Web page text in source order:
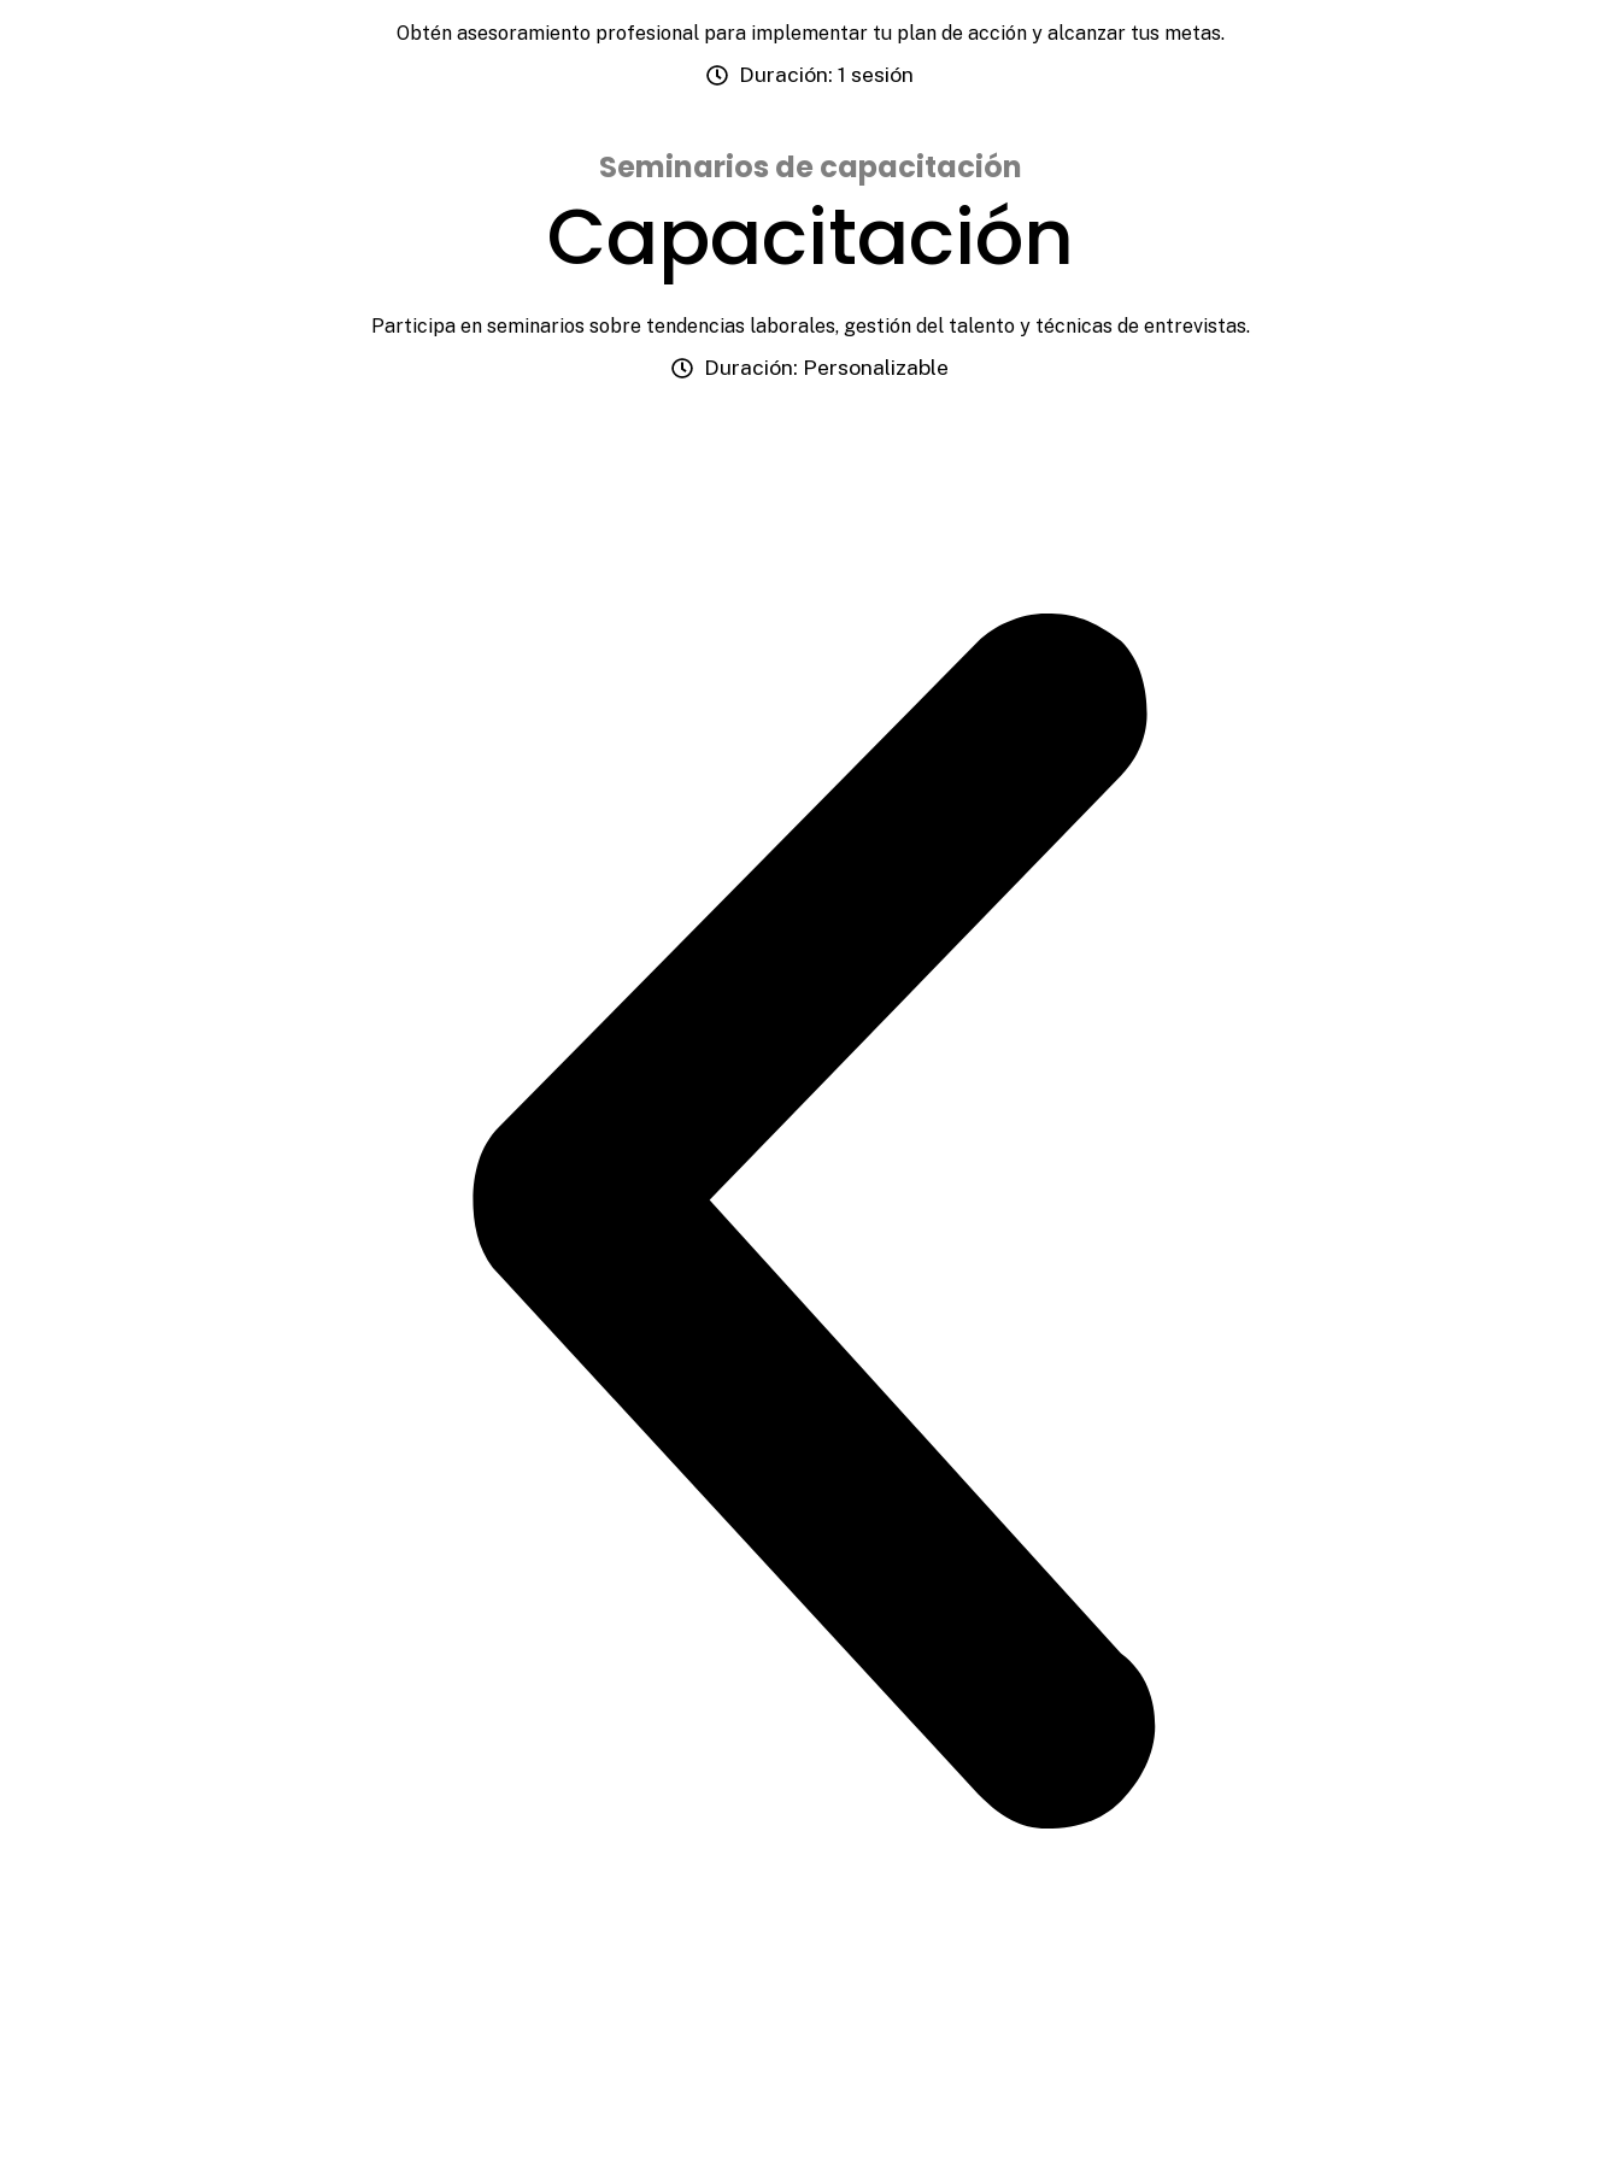
Obtén asesoramiento profesional para implementar tu plan de acción y alcanzar tus metas.
Duración: 1 sesión
Seminarios de capacitación
Capacitación
Participa en seminarios sobre tendencias laborales, gestión del talento y técnicas de entrevistas.
Duración: Personalizable